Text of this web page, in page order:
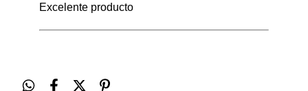
Excelente producto